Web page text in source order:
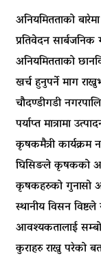
अनियमितताको
प्रतिवेदन
अनियमितताको
खर्च हुनुपर्ने माग
चौदण्डीगडी
पर्याप्त मात्रामा
कृषकमैत्री कार्यक्रम
घिसिङले कृषकको
कृषकहरुको गुनासो
स्थानीय विसन
आवश्यकतालाई
कुराहरु राख्नु परेको